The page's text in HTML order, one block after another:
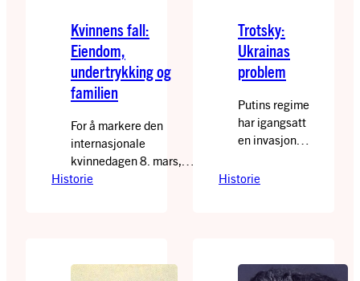
Kvinnens fall:
Eiendom,
undertrykking og
familien
For å markere den
internasjonale
kvinnedagen 8. mars,
publiserer vi på nytt
røtter i
Historie
Trotsky:
Ukrainas
problem
Putins regime
har igangsatt
en invasjon
noe som
verden. I
Historie